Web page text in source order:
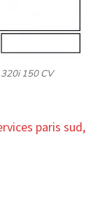
150 CV
paris sud,